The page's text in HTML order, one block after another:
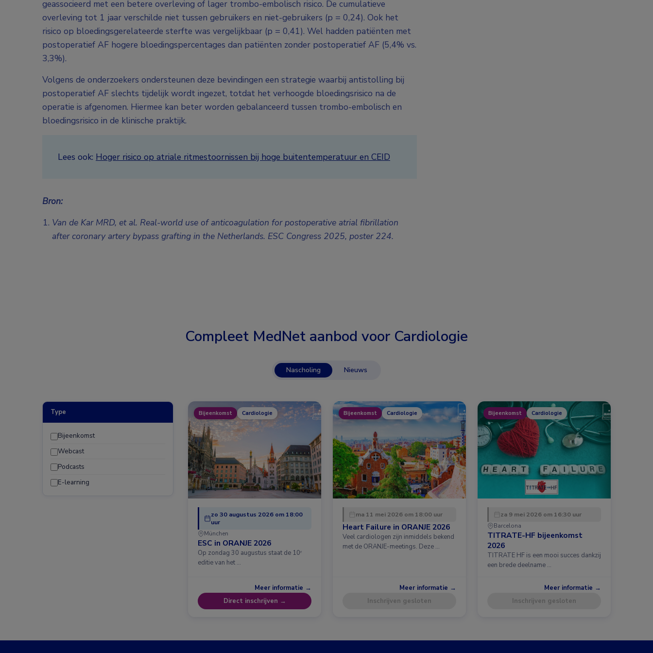
geassocieerd met een betere overleving of lager trombo-embolisch risico. De cumulatieve
overleving tot 1 jaar verschilde niet tussen gebruikers en niet-gebruikers (p = 0,24). Ook het
risico op bloedingsgerelateerde sterfte was vergelijkbaar (p = 0,41). Wel hadden patiënten met
postoperatief AF hogere bloedingspercentages dan patiënten zonder postoperatief AF (5,4% vs.
3,3%).
Volgens de onderzoekers ondersteunen deze bevindingen een strategie waarbij antistolling bij
postoperatief AF slechts tijdelijk wordt ingezet, totdat het verhoogde bloedingsrisico na de
operatie is afgenomen. Hiermee kan beter worden gebalanceerd tussen trombo-embolisch en
bloedingsrisico in de klinische praktijk.
Lees ook: Hoger risico op atriale ritmestoornissen bij hoge buitentemperatuur en CEID
Bron:
Van de Kar MRD, et al. Real-world use of anticoagulation for postoperative atrial fibrillation
after coronary artery bypass grafting in the Netherlands. ESC Congress 2025, poster 224.
Compleet MedNet aanbod voor Cardiologie
Nascholing Nieuws
Type
Bijeenkomst
Webcast
Podcasts
E-learning
Bijeenkomst Cardiologie
zo 30 augustus 2026 om 18:00
uur
München
ESC in ORANJE 2026
Op zondag 30 augustus staat de 10ᵉ
editie van het …
Meer informatie →
Direct inschrijven →
Bijeenkomst Cardiologie
ma 11 mei 2026 om 18:00 uur
Heart Failure in ORANJE 2026
Veel cardiologen zijn inmiddels bekend
met de ORANJE-meetings. Deze …
Meer informatie →
Inschrijven gesloten
Bijeenkomst Cardiologie
za 9 mei 2026 om 16:30 uur
Barcelona
TITRATE-HF bijeenkomst
2026
TITRATE HF is een mooi succes dankzij
een brede deelname …
Meer informatie →
Inschrijven gesloten